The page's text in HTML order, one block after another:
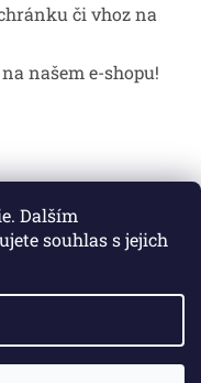
Dalším
souhlas s jejich
či vhoz na
našem e-shopu!
Dveře